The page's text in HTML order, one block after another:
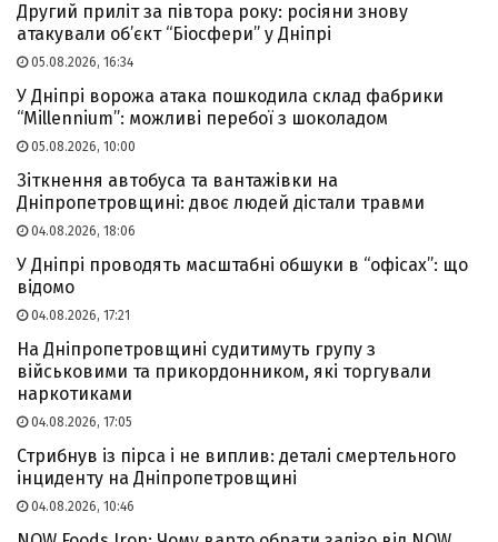
Другий приліт за півтора року: росіяни знову
атакували об’єкт “Біосфери” у Дніпрі
05.08.2026, 16:34
У Дніпрі ворожа атака пошкодила склад фабрики
“Millennium”: можливі перебої з шоколадом
05.08.2026, 10:00
Зіткнення автобуса та вантажівки на
Дніпропетровщині: двоє людей дістали травми
04.08.2026, 18:06
У Дніпрі проводять масштабні обшуки в “офісах”: що
відомо
04.08.2026, 17:21
На Дніпропетровщині судитимуть групу з
військовими та прикордонником, які торгували
наркотиками
04.08.2026, 17:05
Стрибнув із пірса і не виплив: деталі смертельного
інциденту на Дніпропетровщині
04.08.2026, 10:46